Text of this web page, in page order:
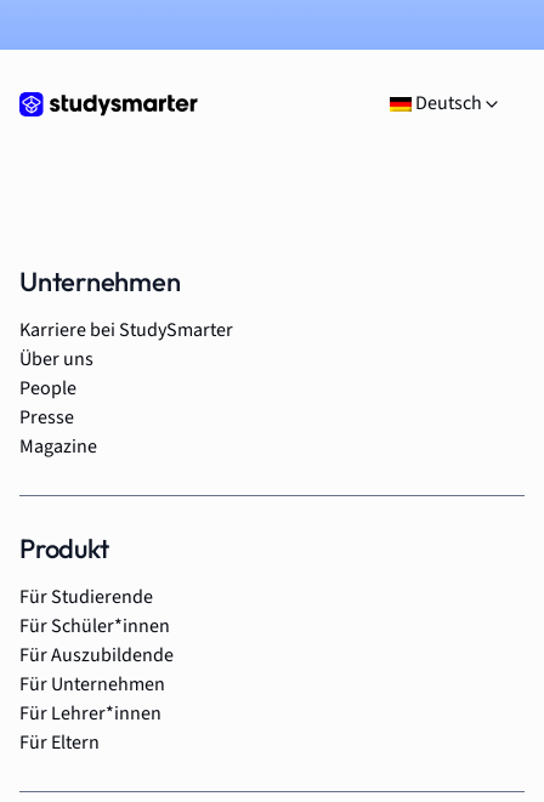
Deutsch
Unternehmen
Karriere bei StudySmarter
Über uns
People
Presse
Magazine
Produkt
Für Studierende
Für Schüler*innen
Für Auszubildende
Für Unternehmen
Für Lehrer*innen
Für Eltern